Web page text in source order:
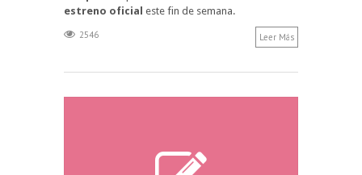
estreno oficial este fin de semana.
2546 Leer Más